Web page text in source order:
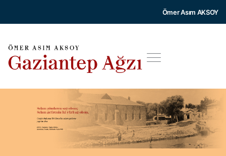
Ömer Asım AKSOY